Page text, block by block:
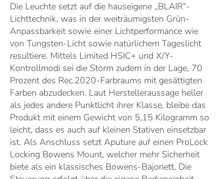
Die Leuchte setzt auf die hauseigene „BLAIR“-
Lichttechnik, was in der weiträumigsten Grün-
Anpassbarkeit sowie einer Lichtperformance wie
von Tungsten-Licht sowie natürlichem Tageslicht
resultiere. Mittels Limited HSIC+ und X/Y-
Kontrollmodi sei die Storm zudem in der Lage, 70
Prozent des Rec.2020-Farbraums mit gesättigten
Farben abzudecken. Laut Herstelleraussage heller
als jedes andere Punktlicht ihrer Klasse, bleibe das
Produkt mit einem Gewicht von 5,15 Kilogramm so
leicht, dass es auch auf kleinen Stativen einsetzbar
ist. Als Anschluss setzt Aputure auf einen ProLock
Locking Bowens Mount, welcher mehr Sicherheit
biete als ein klassisches Bowens-Bajonett. Die